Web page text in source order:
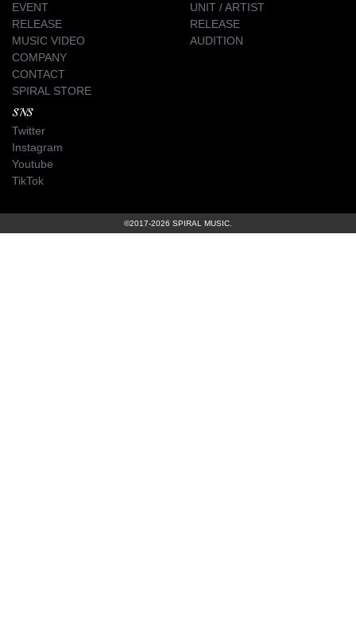
EVENT
RELEASE
MUSIC VIDEO
COMPANY
CONTACT
SPIRAL STORE
UNIT / ARTIST
RELEASE
AUDITION
SNS
Twitter
Instagram
Youtube
TikTok
©2017-2026 SPIRAL MUSIC.